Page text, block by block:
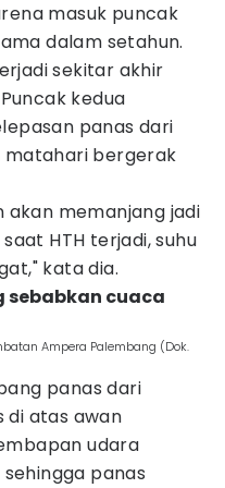
masuk puncak
dalam setahun.
sekitar akhir
kedua
panas dari
bergerak
akan memanjang jadi
HTH terjadi, suhu
kata dia.
sebabkan cuaca
Ampera Palembang (Dok.
panas dari
di atas awan
udara
panas